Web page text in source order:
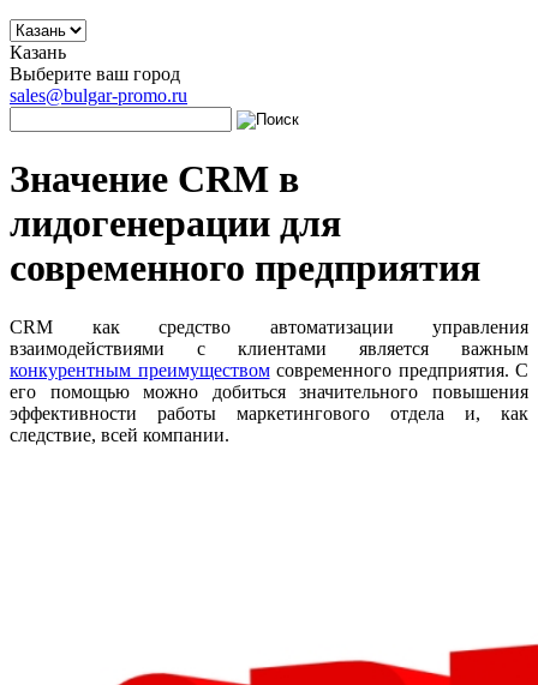
Казань
Выберите ваш город
sales@bulgar-promo.ru
Значение CRM в
лидогенерации для
современного предприятия
CRM как средство автоматизации управления
взаимодействиями с клиентами является важным
конкурентным преимуществомсовременного предприятия. С
его помощью можно добиться значительного повышения
эффективности работы маркетингового отдела и, как
следствие, всей компании.